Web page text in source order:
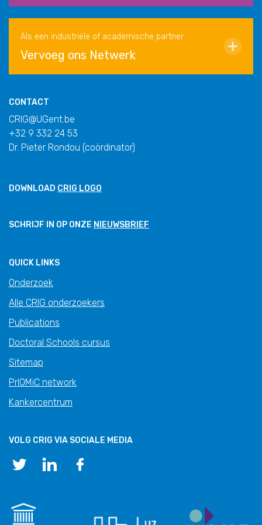
Als een industriële of academische partner
Vervoeg ons Netwerk
CONTACT
CRIG@UGent.be
+32 9 332 24 53
Dr. Pieter Rondou (coördinator)
DOWNLOAD CRIG LOGO
SCHRIJF IN OP ONZE NIEUWSBRIEF
QUICK LINKS
Onderzoek
Alle CRIG onderzoekers
Publications
Doctoral Schools cursus
Sitemap
PrIOMiC network
Kankercentrum
VOLG CRIG VIA SOCIALE MEDIA